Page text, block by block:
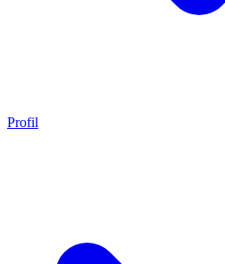
Profil